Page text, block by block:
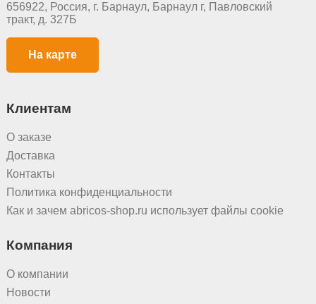
656922, Россия, г. Барнаул, Барнаул г, Павловский
тракт, д. 327Б
На карте
Клиентам
О заказе
Доставка
Контакты
Политика конфиденциальности
Как и зачем abricos-shop.ru использует файлы cookie
Компания
О компании
Новости